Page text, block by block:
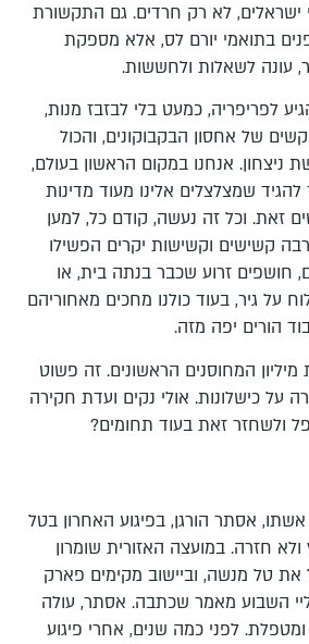
ישראלים, לא רק חרדים. גם התקשורת
בתואמי יורם לס, אלא מספקת
עונה לשאלות ולחששות.
לפריפריה, כמעט בלי לבזבז מנות,
של אחסון הבקבוקונים, והכול
ניצחון. אנחנו במקום הראשון בעולם,
שמצלצלים אלינו מעוד מדינות
זאת. וכל זה נעשה, קודם כל, למען
קשישים וקשישות יקרים הפשילו
חושפים זרוע שכבר בנתה בית, או
על גיר, בעוד כולנו מחכים מאחוריהם
הורים יפה מזה.
המחוסנים הראשונים. זה פשוט
על כישלונות. אולי נקים ועדת חקירה
ולשחזר זאת בעוד תחומים?
אשתו, אסתר הורגן, בפיגוע האחרון בטל
חזרה. במועצה האזורית שומרון
טל מנשה, וביישוב מקימים פארק
השבוע מאמר שכתבה. אסתר, עולה
לפני כמה שנים, אחרי פיגוע